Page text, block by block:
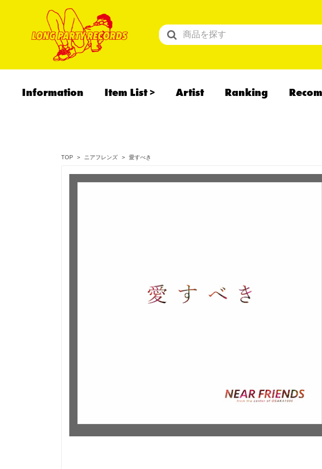
Information Item List Artist Ranking
TOP ニアフレンズ 愛すべき